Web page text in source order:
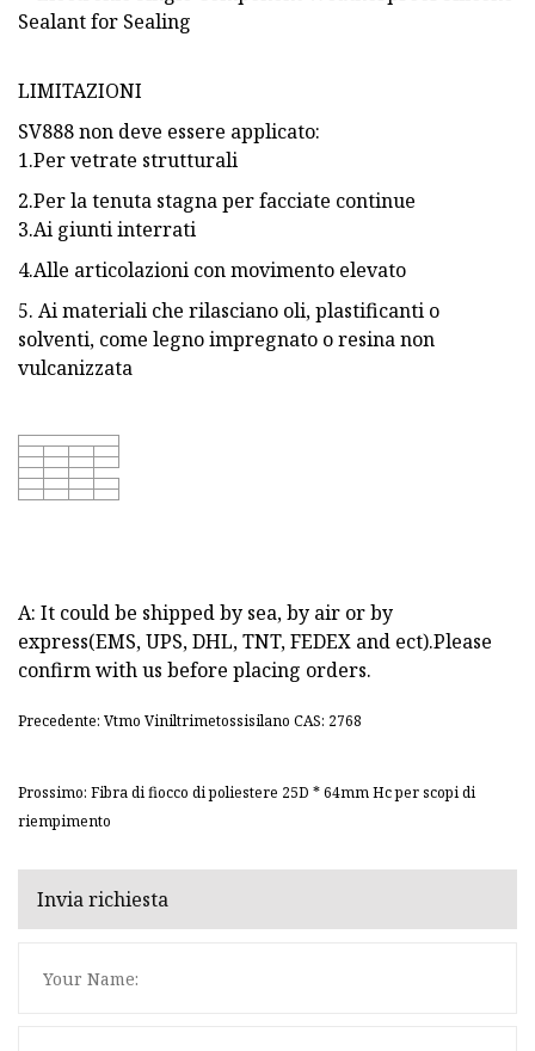
LIMITAZIONI
SV888 non deve essere applicato:
1.Per vetrate strutturali
2.Per la tenuta stagna per facciate continue
3.Ai giunti interrati
4.Alle articolazioni con movimento elevato
5. Ai materiali che rilasciano oli, plastificanti o
solventi, come legno impregnato o resina non
vulcanizzata
A: It could be shipped by sea, by air or by
express(EMS, UPS, DHL, TNT, FEDEX and ect).Please
confirm with us before placing orders.
Precedente: Vtmo Viniltrimetossisilano CAS: 2768
Prossimo: Fibra di fiocco di poliestere 25D * 64mm Hc per scopi di
riempimento
Invia richiesta